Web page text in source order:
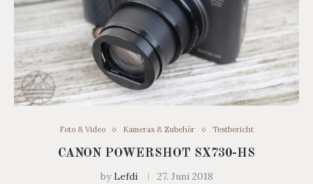
Foto & Video Kameras & Zubehör Testbericht
CANON POWERSHOT SX730-HS
byLefdi 27. Juni 2018